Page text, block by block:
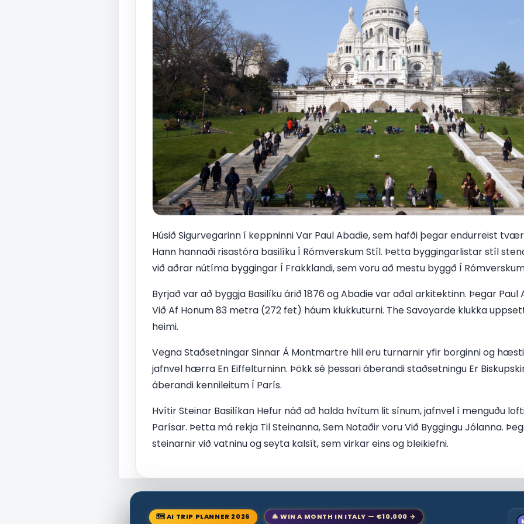
Húsið Sigurvegarinn í keppninni Var Paul Abadie, sem hafði þegar endurreist
Hann hannaði risastóra basilíku Í Rómverskum Stíl. Þetta byggingarlistar stíl
við aðrar nútíma byggingar Í Frakklandi, sem voru að mestu byggð Í
Byrjað var að byggja Basilíku árið 1876 og Abadie var aðal arkitektinn. Þegar Paul
Við Af Honum 83 metra (272 fet) háum klukkuturni. The Savoyarde klukka
heimi.
Vegna Staðsetningar Sinnar Á Montmartre hill eru turnarnir yfir borginni og
jafnvel hærra En Eiffelturninn. Þökk sé þessari áberandi staðsetningu Er
áberandi kennileitum Í París.
Hvítir Steinar Basilíkan Hefur náð að halda hvítum lit sínum, jafnvel í menguðu
Parísar. Þetta má rekja Til Steinanna, Sem Notaðir voru Við Byggingu Jólanna.
steinarnir við vatninu og seyta kalsít, sem virkar eins og bleikiefni.
🗺 AI TRIP PLANNER 2026 🎄 WIN A MONTH IN ITALY — €10,000 →